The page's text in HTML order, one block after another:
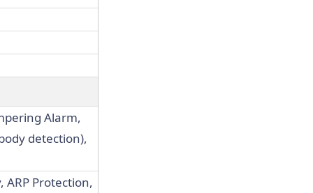
Alarm,
detection),
ARP Protection,